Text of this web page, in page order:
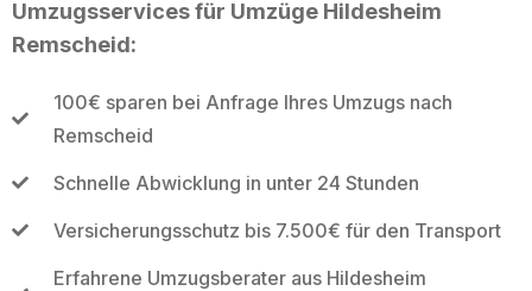
Umzugsservices für Umzüge Hildesheim
Remscheid:
100€ sparen bei Anfrage Ihres Umzugs nach
Remscheid
Schnelle Abwicklung in unter 24 Stunden
Versicherungsschutz bis 7.500€ für den Transport
Erfahrene Umzugsberater aus Hildesheim